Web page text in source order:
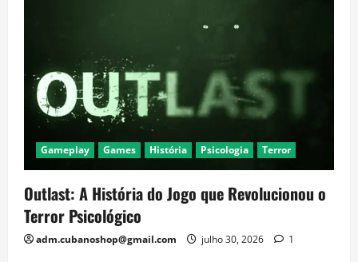
Gameplay Games História Psicologia Terror
Outlast: A História do Jogo que Revolucionou o
Terror Psicológico
adm.cubanoshop@gmail.com julho 30, 2026 1